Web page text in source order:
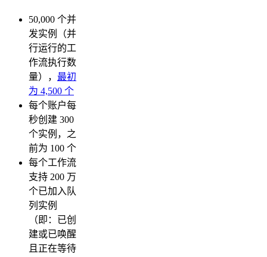
50,000 个并
发实例（并
行运行的工
作流执行数
量）， 最初
为 4,500 个
每个账户每
秒创建 300
个实例，之
前为 100 个
每个工作流
支持 200 万
个已加入队
列实例
（即：已创
建或已唤醒
且正在等待